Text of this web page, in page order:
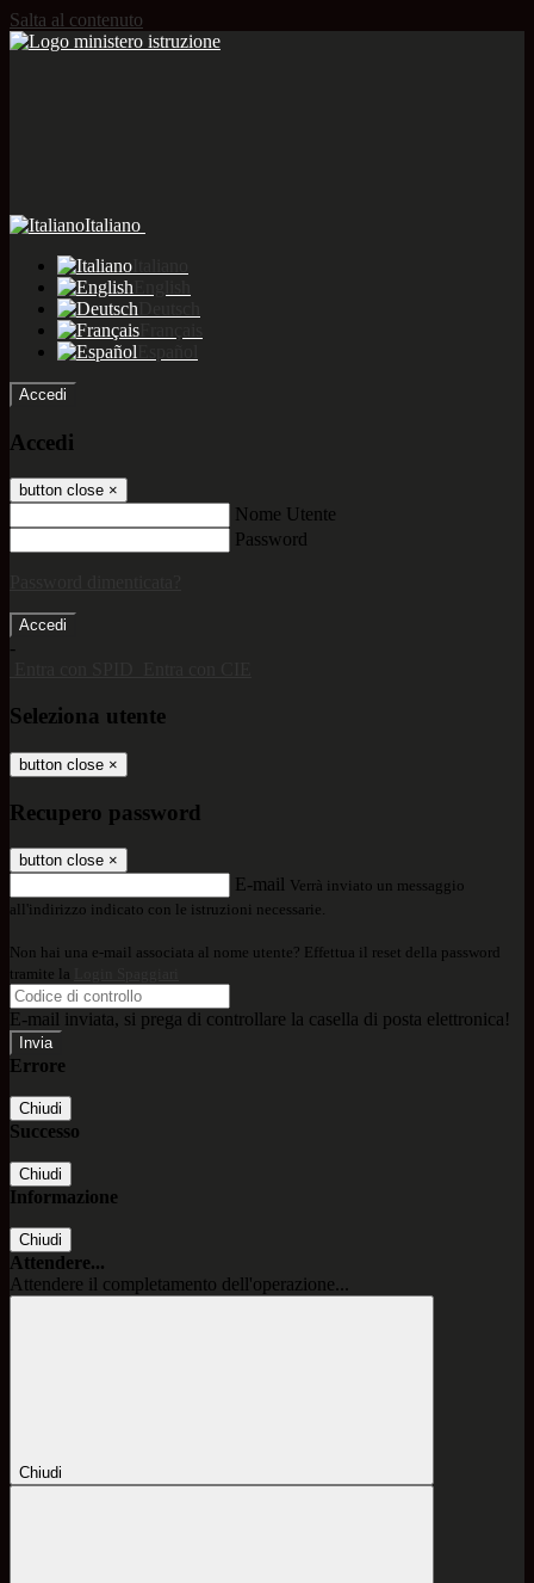
Salta al contenuto
Italiano
Accedi
Accedi
button close ×
Nome Utente
Password
-
Seleziona utente
button close ×
Recupero password
button close ×
E-mail Verrà inviato un messaggio
all'indirizzo indicato con le istruzioni necessarie.
Non hai una e-mail associata al nome utente? Effettua il reset della password
tramite la
E-mail inviata, si prega di controllare la casella di posta elettronica!
Errore
Chiudi
Successo
Chiudi
Informazione
Chiudi
Attendere...
Attendere il completamento dell'operazione...
Chiudi